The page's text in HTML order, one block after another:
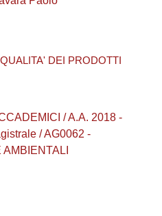
DEI PRODOTTI
/ A.A. 2018 -
/ AG0062 -